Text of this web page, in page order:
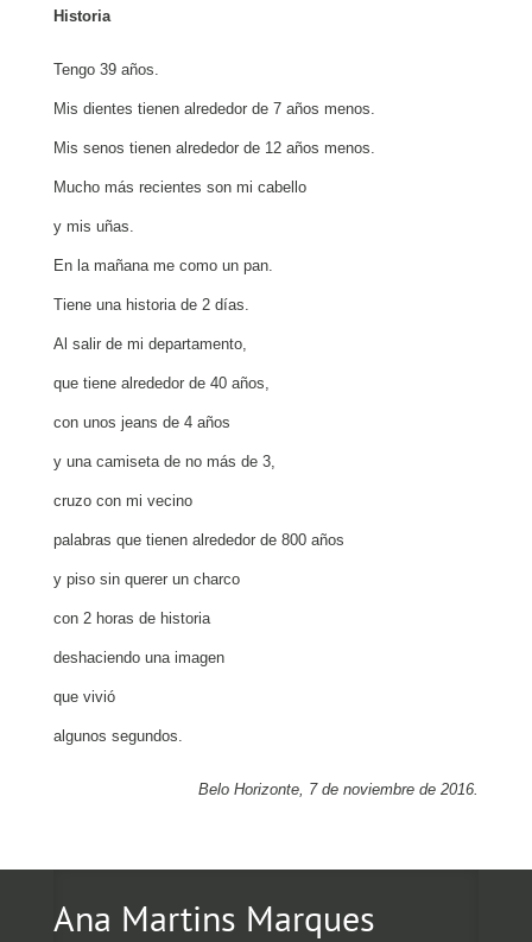
Historia
Tengo 39 años.
Mis dientes tienen alrededor de 7 años menos.
Mis senos tienen alrededor de 12 años menos.
Mucho más recientes son mi cabello
y mis uñas.
En la mañana me como un pan.
Tiene una historia de 2 días.
Al salir de mi departamento,
que tiene alrededor de 40 años,
con unos jeans de 4 años
y una camiseta de no más de 3,
cruzo con mi vecino
palabras que tienen alrededor de 800 años
y piso sin querer un charco
con 2 horas de historia
deshaciendo una imagen
que vivió
algunos segundos.
Belo Horizonte, 7 de noviembre de 2016.
Ana Martins Marques